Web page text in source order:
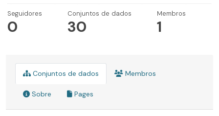
Seguidores
0
Conjuntos de dados
30
Membros
1
Conjuntos de dados Membros
Sobre Pages